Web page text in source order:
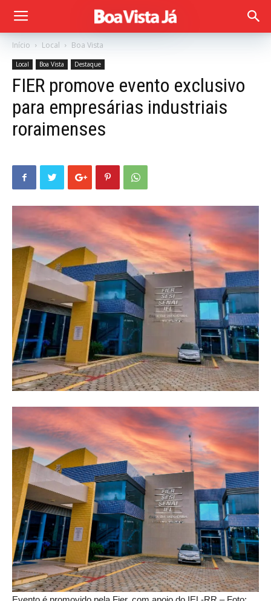
Início Local Boa Vista
Local Boa Vista Destaque
FIER promove evento exclusivo
para empresárias industriais
roraimenses